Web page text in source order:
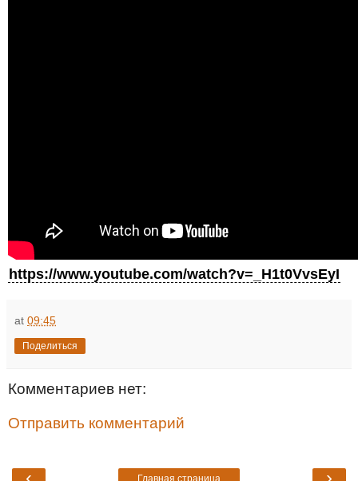
https://www.youtube.com/watch?v=_H1t0VvsEyI
at 09:45
Поделиться
Комментариев нет:
Отправить комментарий
Главная страница